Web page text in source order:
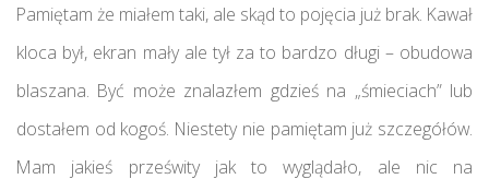
Pamiętam że miałem taki, ale skąd to pojęcia już brak. Kawał
kloca był, ekran mały ale tył za to bardzo długi – obudowa
blaszana. Być może znalazłem gdzieś na „śmieciach” lub
dostałem od kogoś. Niestety nie pamiętam już szczegółów.
Mam jakieś prześwity jak to wyglądało, ale nic na